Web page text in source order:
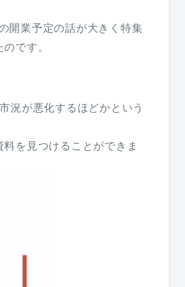
開業予定の話が大きく特集
です。
況が悪化するほどかという
を見つけることができま